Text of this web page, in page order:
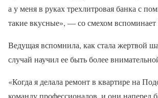
а у меня в руках трехлитровая банка с
такие вкусные», — со смехом вспоминает
Ведущая вспомнила, как стала жертвой
случай научил ее быть более
«Когда я делала ремонт в квартире на
команду профессионалов, и они наперед